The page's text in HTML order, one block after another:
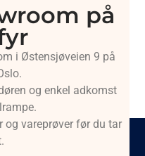
på
i Østensjøveien 9 på
og enkel adkomst
og vareprøver før du tar